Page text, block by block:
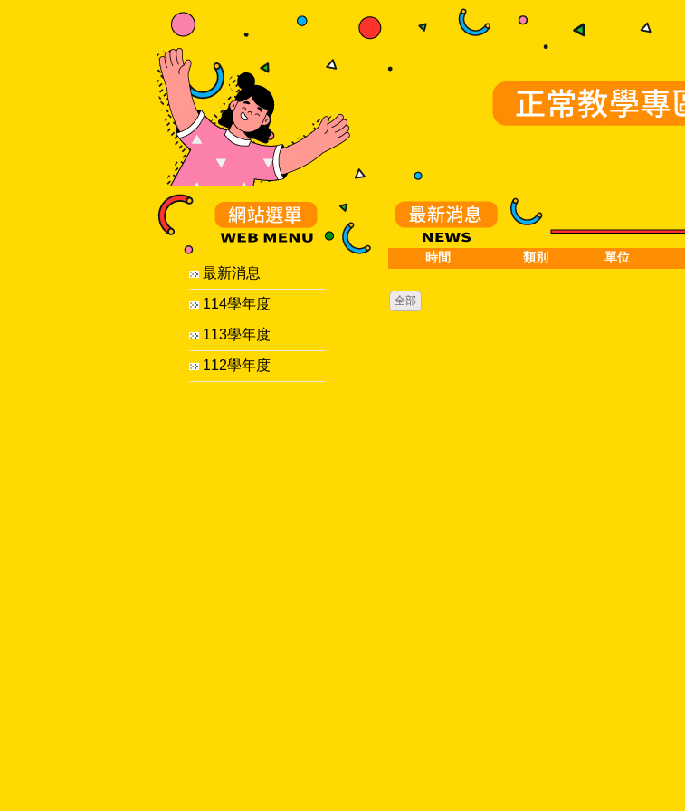
最新消息
114學年度
113學年度
112學年度
時間 類別 單位
全部